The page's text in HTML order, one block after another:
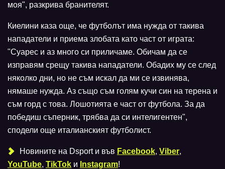
моя", разкрива бранителят.
Киелини каза още, че футболът има нужда от такива
нападатели и приема злобата като част от играта:
"Суарес и аз много си приличаме. Обичам да се
изправям срещу такива нападатели. Обадих му се след
няколко дни, но не съм искал да ми се извинява,
нямаше нужда. Аз също съм голям кучи син на терена и
съм горд с това. Лошотията е част от футбола. За да
победиш съперник, трябва да си интелигентен",
сподели още италианският футболист.
Новините на Dsport и във Facebook, Viber,
YouTube, TikTok и Instagram!